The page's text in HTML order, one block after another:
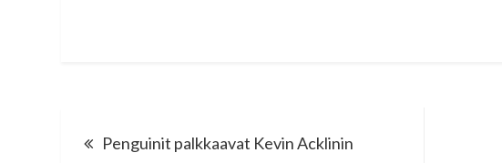
Post
Penguinit palkkaavat Kevin Acklinin